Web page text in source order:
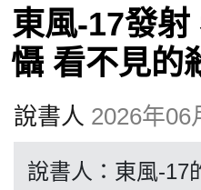
觀點
投票
東風-17發
懾 看不見的
說書人 2026年06
說書人：東風-17